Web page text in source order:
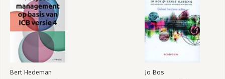
Bert Hedeman Jo Bos